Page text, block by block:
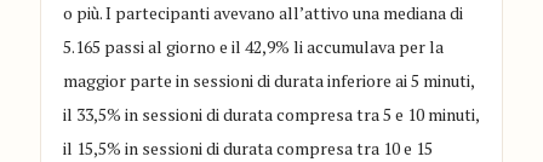
o più. I partecipanti avevano all’attivo una mediana di
5.165 passi al giorno e il 42,9% li accumulava per la
maggior parte in sessioni di durata inferiore ai 5 minuti,
il 33,5% in sessioni di durata compresa tra 5 e 10 minuti,
il 15,5% in sessioni di durata compresa tra 10 e 15